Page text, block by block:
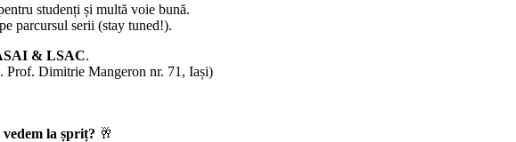
studenți și multă voie bună.
parcursul serii (stay tuned!).
& LSAC.
Dimitrie Mangeron nr. 71, Iași)
vedem la șpriț? 🥂